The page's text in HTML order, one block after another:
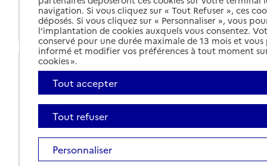
Contact
Site internet
Pages d’information du département
L'espace personnes âgées
Les aides financières (allocation personnalisée
d'autonomie -APA, aide sociale à
l'hébergement - ASH...)
L'aide sociale à l'hébergement
Les coordonnées des points d’informations
navigation. Si vous cliquez sur « Tout Refuser », ces
déposés. Si vous cliquez sur « Personnaliser », vous
l’implantation de cookies auxquels vous consentez.
conservé pour une durée maximale de 13 mois et
informé et modifier vos préférences à tout moment
cookies ».
Tout accepter
Tout refuser
Personnaliser